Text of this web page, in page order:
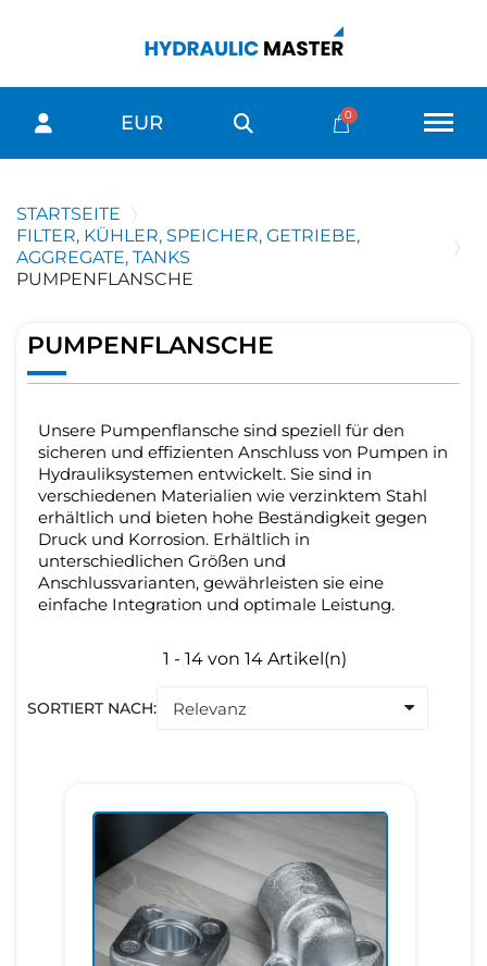
EUR
STARTSEITE
FILTER, KÜHLER, SPEICHER, GETRIEBE,
AGGREGATE, TANKS
PUMPENFLANSCHE
PUMPENFLANSCHE
Unsere Pumpenflansche sind speziell für den
sicheren und effizienten Anschluss von Pumpen in
Hydrauliksystemen entwickelt. Sie sind in
verschiedenen Materialien wie verzinktem Stahl
erhältlich und bieten hohe Beständigkeit gegen
Druck und Korrosion. Erhältlich in
unterschiedlichen Größen und
Anschlussvarianten, gewährleisten sie eine
einfache Integration und optimale Leistung.
1 - 14 von 14 Artikel(n)
SORTIERT NACH: